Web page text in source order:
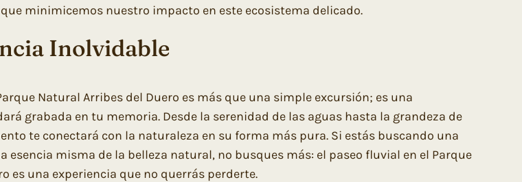
minimicemos nuestro impacto en este ecosistema delicado.
Inolvidable
Natural Arribes del Duero es más que una simple excursión; es una
grabada en tu memoria. Desde la serenidad de las aguas hasta la grandeza de
te conectará con la naturaleza en su forma más pura. Si estás buscando una
esencia misma de la belleza natural, no busques más: el paseo fluvial en el Parque
es una experiencia que no querrás perderte.